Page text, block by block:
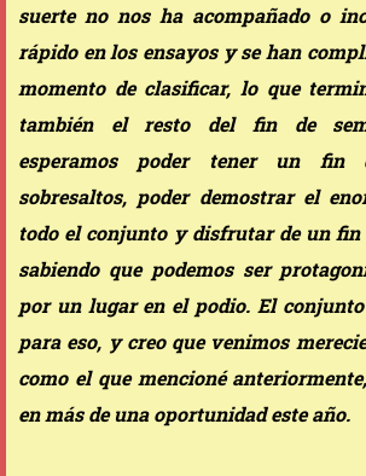
suerte no nos ha acompañado o
rápido en los ensayos y se han
momento de clasificar, lo que
también el resto del fin de
esperamos poder tener un fin
sobresaltos, poder demostrar el
todo el conjunto y disfrutar de un fin
sabiendo que podemos ser
por un lugar en el podio. El
para eso, y creo que venimos
como el que mencioné
en más de una oportunidad este año.